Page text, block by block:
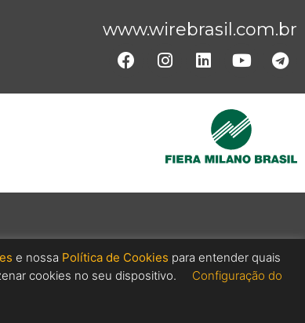
www.wirebrasil.com.br
e nossa Política de Cookies para entender quais
cookies no seu dispositivo.
Configuração do